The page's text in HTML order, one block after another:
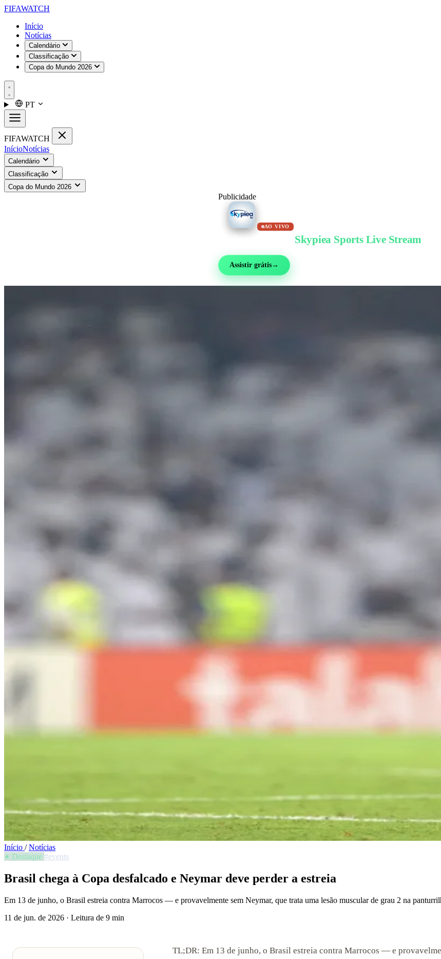
FIFAWATCH
Início
Notícias
Calendário
Classificação
Copa do Mundo 2026
PT
FIFAWATCH
InícioNotícias
Calendário
Classificação
Copa do Mundo 2026
Publicidade
AO VIVO
Skypiea Sports Live Stream
Assistir grátis→
Início / Notícias
Destaque #events
Brasil chega à Copa desfalcado e Neymar deve perder a estreia
Em 13 de junho, o Brasil estreia contra Marrocos — e provavelmente sem Neymar, que trata uma lesão muscular de grau 2 na
11 de jun. de 2026 · Leitura de 9 min
TL;DR: Em 13 de junho, o Brasil estreia contra Marrocos — e